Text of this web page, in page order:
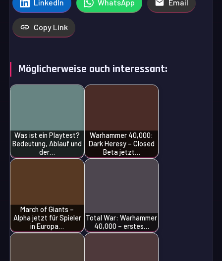
LinkedIn WhatsApp Email
Copy Link
Möglicherweise auch interessant:
Was ist ein Playtest?
Bedeutung, Ablauf und
der…
Warhammer 40,000:
Dark Heresy – Closed
Beta jetzt…
March of Giants –
Alpha jetzt für Spieler
in Europa…
Total War: Warhammer
40,000 – erstes…